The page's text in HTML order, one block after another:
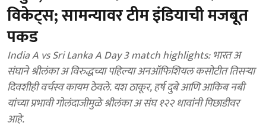
विकेट्स; सामन्यावर टीम इंडियाची मजबूत
पकड
India A vs Sri Lanka A Day 3 match highlights: भारत अ
संघाने श्रीलंका अ विरुद्धच्या पहिल्या अनऑफिशियल कसोटीत तिसऱ्या
दिवशीही वर्चस्व कायम ठेवले. यश ठाकूर, हर्ष दुबे आणि आकिब नबी
यांच्या प्रभावी गोलंदाजीमुळे श्रीलंका अ संघ १२२ धावांनी पिछाडीवर
आहे.